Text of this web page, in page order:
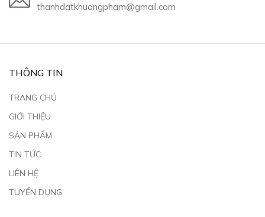
thanhdatkhuongpham@gmail.com
THÔNG TIN
TRANG CHỦ
GIỚI THIỆU
SẢN PHẨM
TIN TỨC
LIÊN HỆ
TUYỂN DỤNG